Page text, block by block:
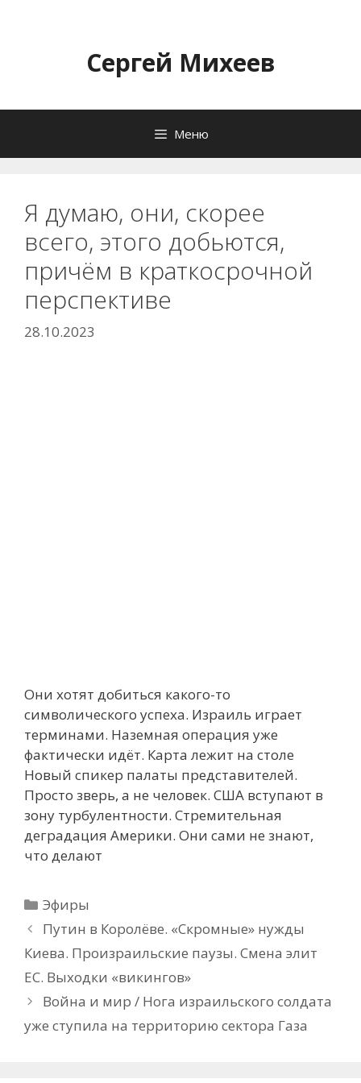
содержимомуСергей Михеев
Меню
Я думаю, они, скорее
всего, этого добьются,
причём в краткосрочной
перспективе
28.10.2023
Они хотят добиться какого-то
символического успеха. Израиль играет
терминами. Наземная операция уже
фактически идёт. Карта лежит на столе
Новый спикер палаты представителей.
Просто зверь, а не человек. США вступают в
зону турбулентности. Стремительная
деградация Америки. Они сами не знают,
что делают
Рубрики
Эфиры
Путин в Королёве. «Скромные» нужды
Киева. Произраильские паузы. Смена элит
ЕС. Выходки «викингов»
Война и мир / Нога израильского солдата
уже ступила на территорию сектора Газа